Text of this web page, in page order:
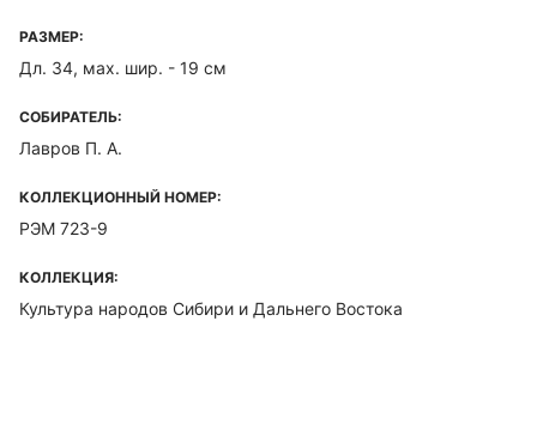
РАЗМЕР:
Дл. 34, мах. шир. - 19 см
СОБИРАТЕЛЬ:
Лавров П. А.
КОЛЛЕКЦИОННЫЙ НОМЕР:
РЭМ 723-9
КОЛЛЕКЦИЯ:
Культура народов Сибири и Дальнего Востока